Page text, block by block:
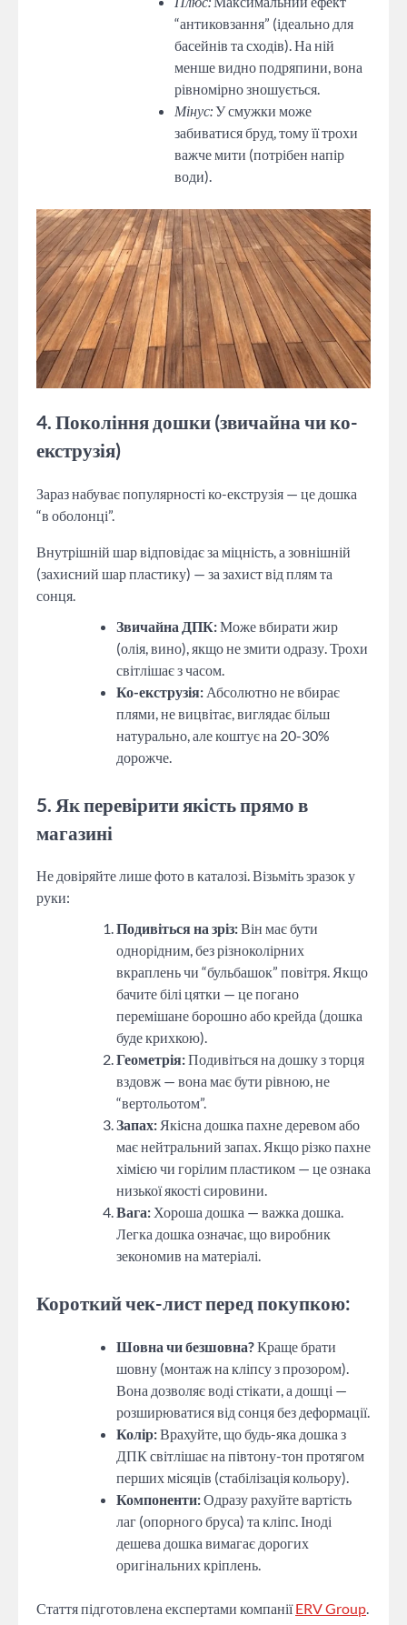
“антиковзання” (ідеально для
басейнів та сходів). На ній
менше видно подряпини, вона
рівномірно зношується.
Мінус:У смужки може
забиватися бруд, тому її трохи
важче мити (потрібен напір
води).
4. Покоління дошки (звичайна чи ко-
екструзія)
Зараз набуває популярності ко-екструзія — це дошка
“в оболонці”.
Внутрішній шар відповідає за міцність, а зовнішній
(захисний шар пластику) — за захист від плям та
сонця.
Звичайна ДПК:Може вбирати жир
(олія, вино), якщо не змити одразу. Трохи
світлішає з часом.
Ко-екструзія: Абсолютно не вбирає
плями, не вицвітає, виглядає більш
натурально, але коштує на 20-30%
дорожче.
5. Як перевірити якість прямо в
магазині
Не довіряйте лише фото в каталозі. Візьміть зразок у
руки:
Подивіться на зріз:Він має бути
однорідним, без різноколірних
вкраплень чи “бульбашок” повітря. Якщо
бачите білі цятки — це погано
перемішане борошно або крейда (дошка
буде крихкою).
Геометрія:Подивіться на дошку з торця
вздовж — вона має бути рівною, не
“вертольотом”.
Запах: Якісна дошка пахне деревом або
має нейтральний запах. Якщо різко пахне
хімією чи горілим пластиком — це ознака
низької якості сировини.
Вага: Хороша дошка — важка дошка.
Легка дошка означає, що виробник
зекономив на матеріалі.
Короткий чек-лист перед покупкою:
Шовна чи безшовна?Краще брати
шовну (монтаж на кліпсу з прозором).
Вона дозволяє воді стікати, а дошці —
розширюватися від сонця без деформації.
Колір:Врахуйте, що будь-яка дошка з
ДПК світлішає на півтону-тон протягом
перших місяців (стабілізація кольору).
Компоненти:Одразу рахуйте вартість
лаг (опорного бруса) та кліпс. Іноді
дешева дошка вимагає дорогих
оригінальних кріплень.
Стаття підготовлена експертами компаніїERV Group.